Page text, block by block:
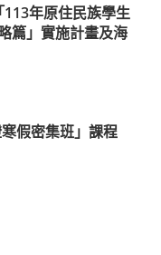
113年原住民族學生
篇」實施計畫及海
假密集班」課程